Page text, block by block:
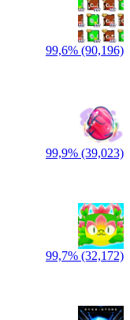
99,6% (90,196)
99,9% (39,023)
99,7% (32,172)